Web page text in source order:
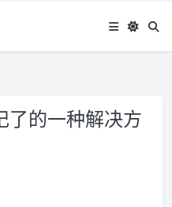
了的一种解决方